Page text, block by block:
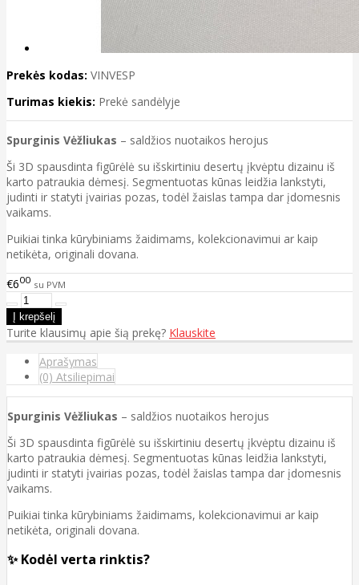
Prekės kodas: VINVESP
Turimas kiekis: Prekė sandėlyje
Spurginis Vėžliukas – saldžios nuotaikos herojus
Ši 3D spausdinta figūrėlė su išskirtiniu desertų įkvėptu dizainu iš
karto patraukia dėmesį. Segmentuotas kūnas leidžia lankstyti,
judinti ir statyti įvairias pozas, todėl žaislas tampa dar įdomesnis
vaikams.
Puikiai tinka kūrybiniams žaidimams, kolekcionavimui ar kaip
netikėta, originali dovana.
€600 su PVM
Turite klausimų apie šią prekę? Klauskite
Aprašymas
(0) Atsiliepimai
Spurginis Vėžliukas – saldžios nuotaikos herojus
Ši 3D spausdinta figūrėlė su išskirtiniu desertų įkvėptu dizainu iš
karto patraukia dėmesį. Segmentuotas kūnas leidžia lankstyti,
judinti ir statyti įvairias pozas, todėl žaislas tampa dar įdomesnis
vaikams.
Puikiai tinka kūrybiniams žaidimams, kolekcionavimui ar kaip
netikėta, originali dovana.
✨ Kodėl verta rinktis?